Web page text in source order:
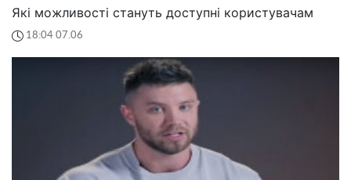
Які можливості стануть доступні користувачам
18:04 07.06